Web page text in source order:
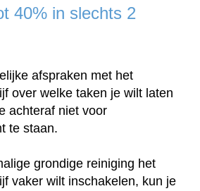
40% in slechts 2
afspraken met het
over welke taken je wilt laten
achteraf niet voor
te staan.
grondige reiniging het
vaker wilt inschakelen, kun je